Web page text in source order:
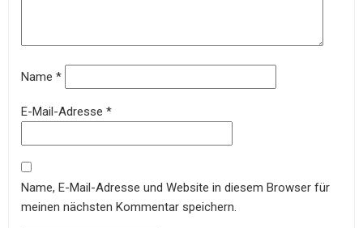
Name *
E-Mail-Adresse *
Name, E-Mail-Adresse und Website in diesem Browser für
meinen nächsten Kommentar speichern.